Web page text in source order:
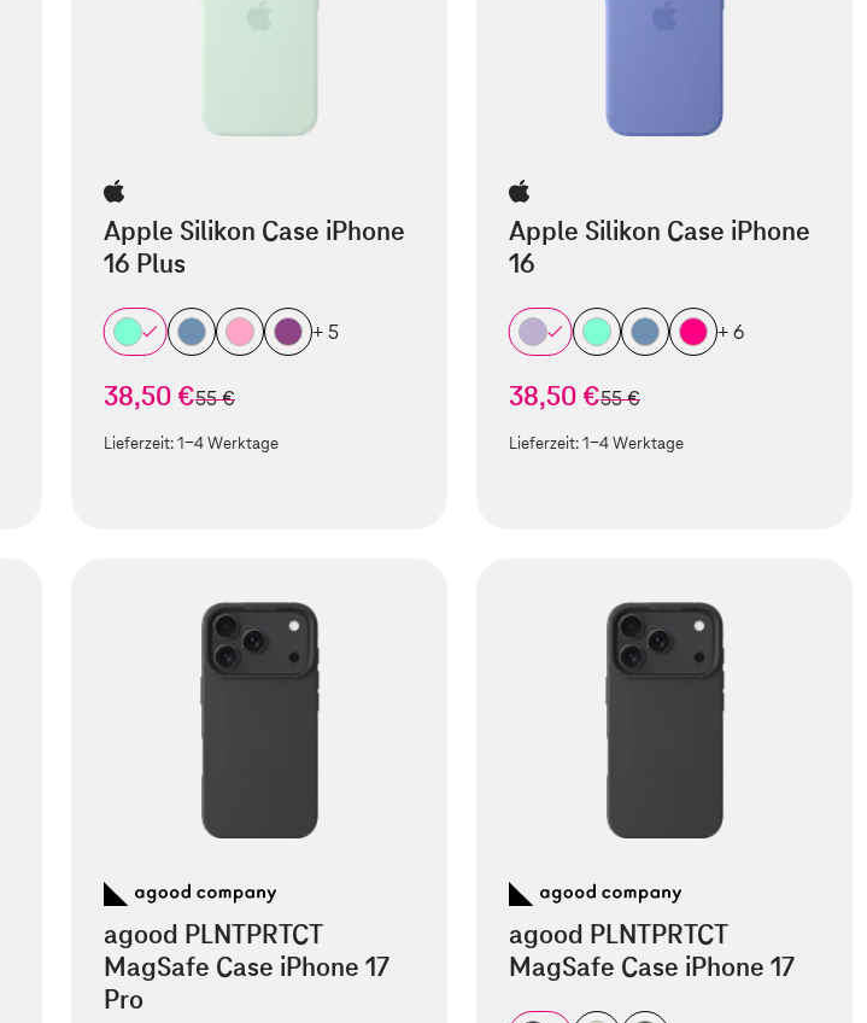
Apple Silikon Case iPhone
16 Plus
+ 5
38,50 €statt
55 €
Lieferzeit:1-4 Werktage
Apple Silikon Case iPhone
16
+ 6
38,50 €statt
55 €
Lieferzeit:1-4 Werktage
agood PLNTPRTCT
MagSafe Case iPhone 17
Pro
agood PLNTPRTCT
MagSafe Case iPhone 17